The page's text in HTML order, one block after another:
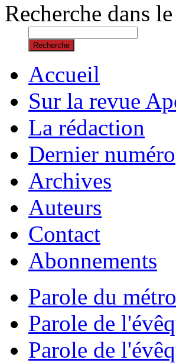
Recherche dans
Recherche
Accueil
Sur la revue
La rédaction
Dernier numéro
Archives
Auteurs
Contact
Abonnements
Parole du
Parole de
Parole de